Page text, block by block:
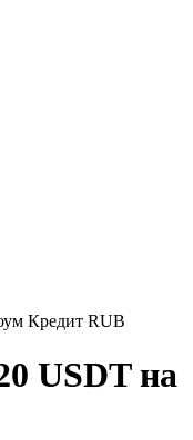
Кредит RUB
USDT на